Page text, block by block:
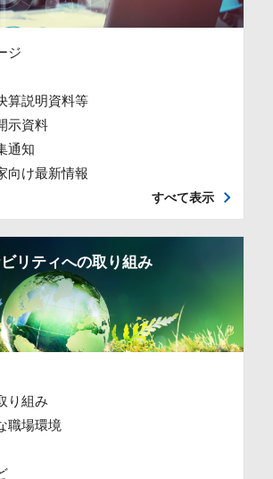
ジ
算説明資料等
示資料
通知
向け最新情報
すべて表示
リティへの取り組み
り組み
職場環境